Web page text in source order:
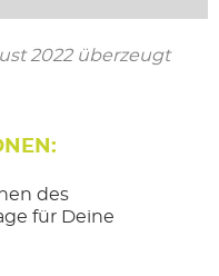
2022 überzeugt
des
für Deine